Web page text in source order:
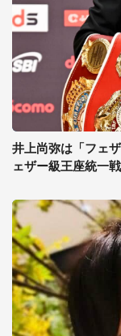
井上尚弥は「フェ
ェザー級王座統一